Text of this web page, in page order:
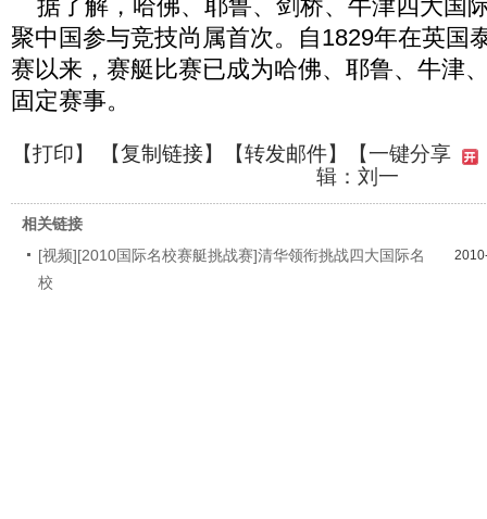
据了解，哈佛、耶鲁、剑桥、牛津四大国
聚中国参与竞技尚属首次。自1829年在英国
赛以来，赛艇比赛已成为哈佛、耶鲁、牛津
固定赛事。
【打印】 【复制链接】【转发邮件】
【一键分享
辑：刘一
相关链接
[视频][2010国际名校赛艇挑战赛]清华领衔挑战四大国际名
校